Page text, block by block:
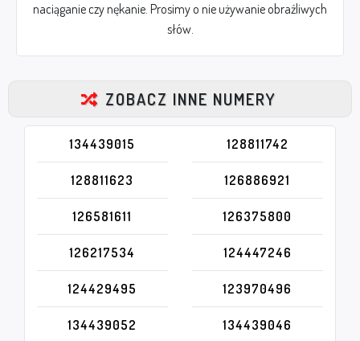
naciąganie czy nękanie. Prosimy o nie używanie obraźliwych
słów.
ZOBACZ INNE NUMERY
134439015 128811742
128811623 126886921
126581611 126375800
126217534 124447246
124429495 123970496
134439052 134439046